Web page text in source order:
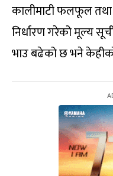
कालीमाटी फलफूल तथा
निर्धारण गरेको मूल्य
भाउ बढेको छ भने